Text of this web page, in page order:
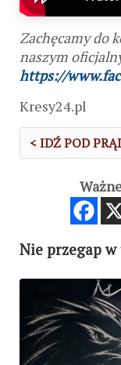
Zachęcamy do
naszym
https://
Kresy24.pl
< IDŹ POD
Nie przegap